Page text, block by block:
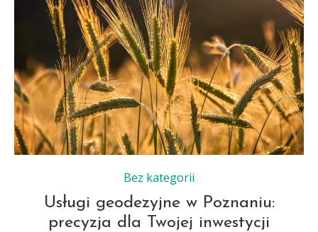
Bez kategorii
Usługi geodezyjne w Poznaniu:
precyzja dla Twojej inwestycji